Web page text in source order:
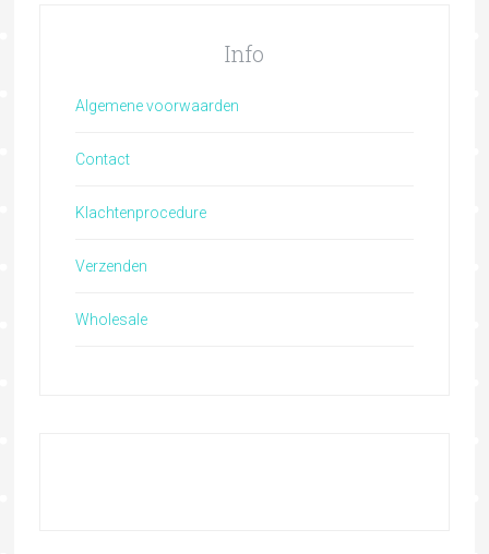
Info
Algemene voorwaarden
Contact
Klachtenprocedure
Verzenden
Wholesale